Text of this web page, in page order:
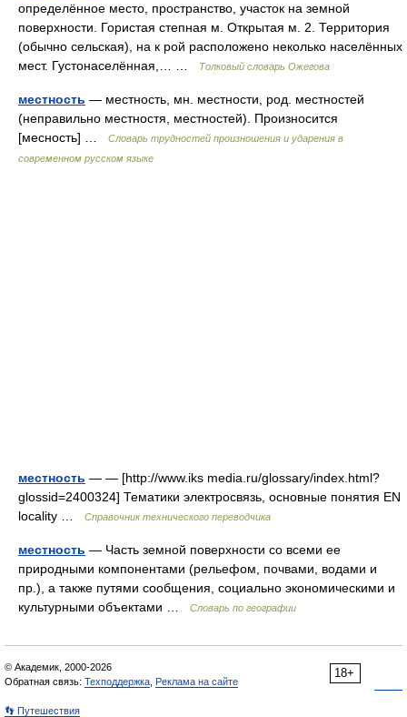
определённое место, пространство, участок на земной
поверхности. Гористая степная м. Открытая м. 2. Территория
(обычно сельская), на к рой расположено неколько населённых
мест. Густонаселённая,… …
Толковый словарь Ожегова
местность — местность, мн. местности, род. местностей
(неправильно местностя, местностей). Произносится
[месность] …
Словарь трудностей произношения и ударения в
современном русском языке
местность — — [http://www.iks media.ru/glossary/index.html?
glossid=2400324] Тематики электросвязь, основные понятия EN
locality …
Справочник технического переводчика
местность — Часть земной поверхности со всеми ее
природными компонентами (рельефом, почвами, водами и
пр.), а также путями сообщения, социально экономическими и
культурными объектами …
Словарь по географии
18+
© Академик, 2000-2026
Обратная связь: Техподдержка Реклама на сайте
👣 Путешествия